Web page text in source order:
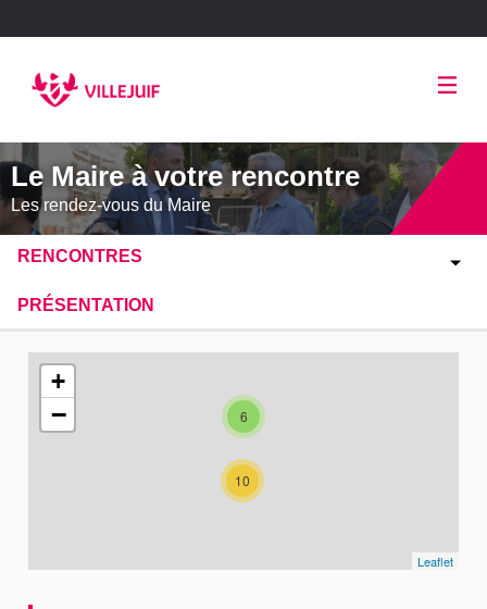
Le Maire à votre rencontre
Les rendez-vous du Maire
RENCONTRES
PRÉSENTATION
L'élément suivant est une carte qui présente les
6
10
+
−
Leaflet